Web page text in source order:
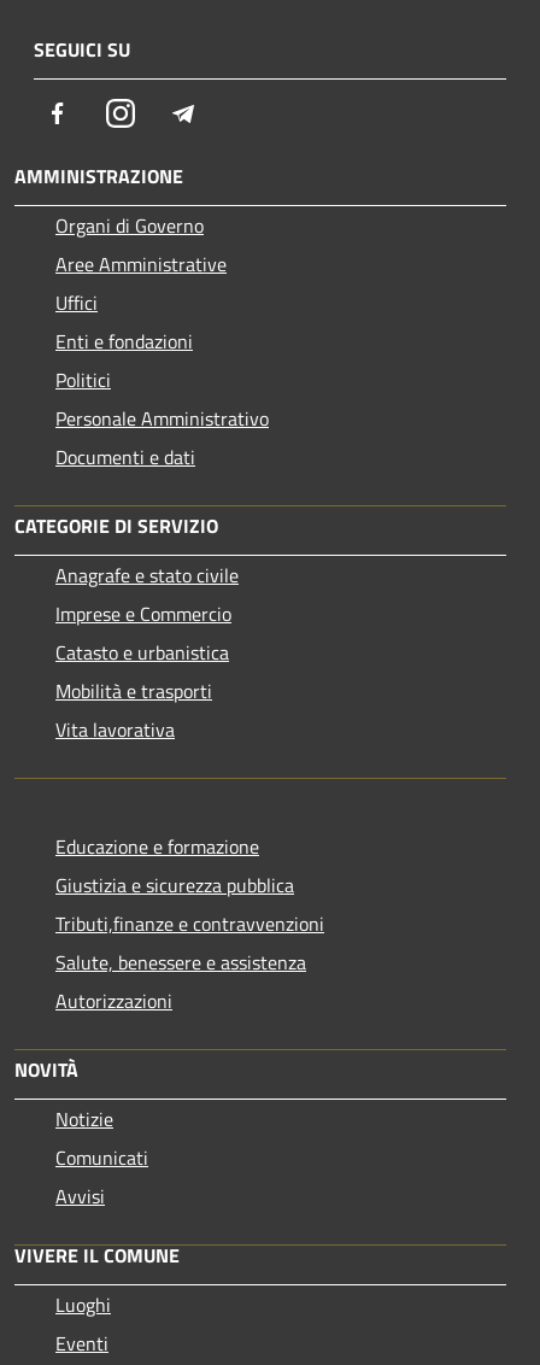
SEGUICI SU
FacebookInstagram
AMMINISTRAZIONE
Organi di Governo
Aree Amministrative
Uffici
Enti e fondazioni
Politici
Personale Amministrativo
Documenti e dati
CATEGORIE DI SERVIZIO
Anagrafe e stato civile
Imprese e Commercio
Catasto e urbanistica
Mobilità e trasporti
Vita lavorativa
Educazione e formazione
Giustizia e sicurezza pubblica
Tributi,finanze e contravvenzioni
Salute, benessere e assistenza
Autorizzazioni
NOVITÀ
Notizie
Comunicati
Avvisi
VIVERE IL COMUNE
Luoghi
Eventi